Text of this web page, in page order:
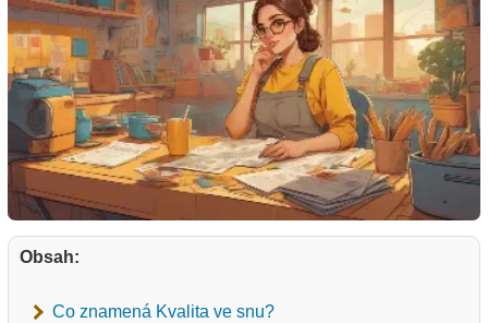
Obsah:
Co znamená Kvalita ve snu?